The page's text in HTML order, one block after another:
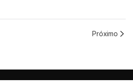
Próximo